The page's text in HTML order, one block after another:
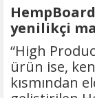
yenilikçi
“High
ürün ise,
kısmından